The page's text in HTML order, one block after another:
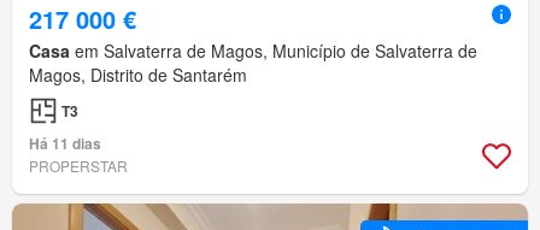
217 000 €
Casa em Salvaterra de Magos, Município de Salvaterra de
Magos, Distrito de Santarém
T3
Há 11 dias
PROPERSTAR